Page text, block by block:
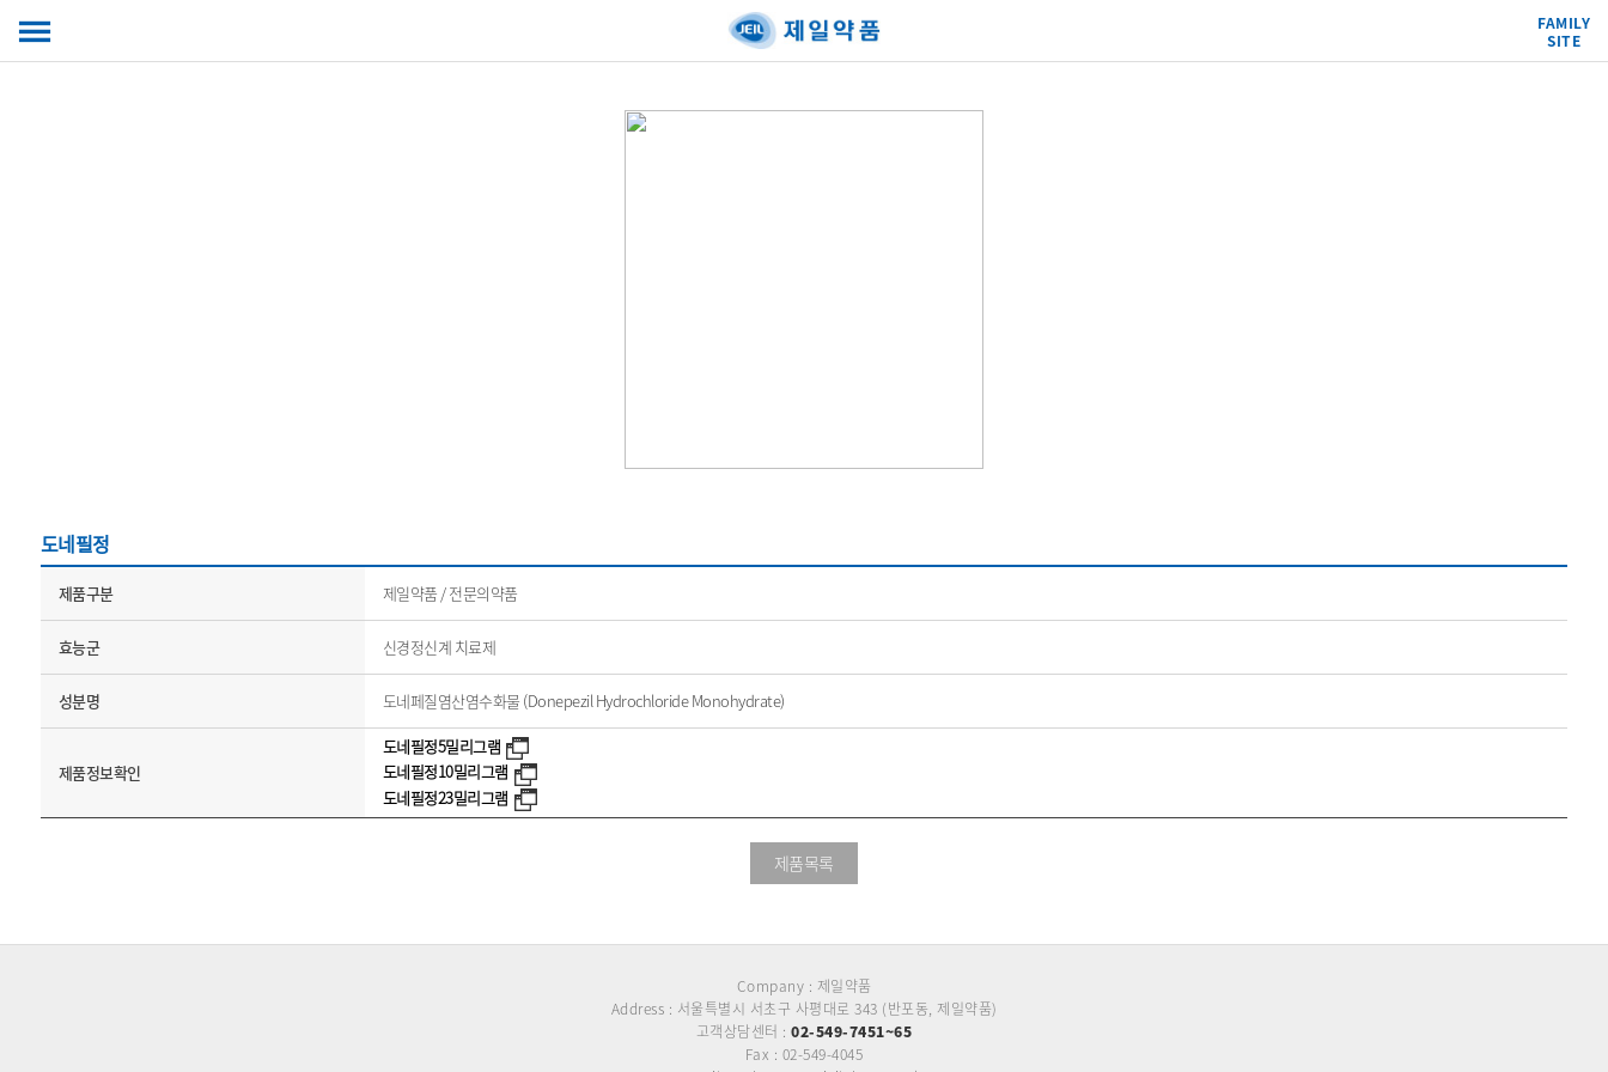
FAMILY
SITE
도네필정
제품구분 제일약품 / 전문의약품
효능군 신경정신계 치료제
성분명 도네페질염산염수화물 (Donepezil Hydrochloride Monohydrate)
제품정보확인
도네필정5밀리그램
도네필정10밀리그램
도네필정23밀리그램
제품목록
Company : 제일약품
Address : 서울특별시 서초구 사평대로 343 (반포동, 제일약품)
고객상담센터 :02-549-7451~65
Fax : 02-549-4045